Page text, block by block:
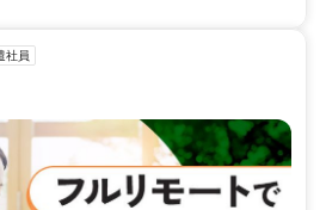
社員